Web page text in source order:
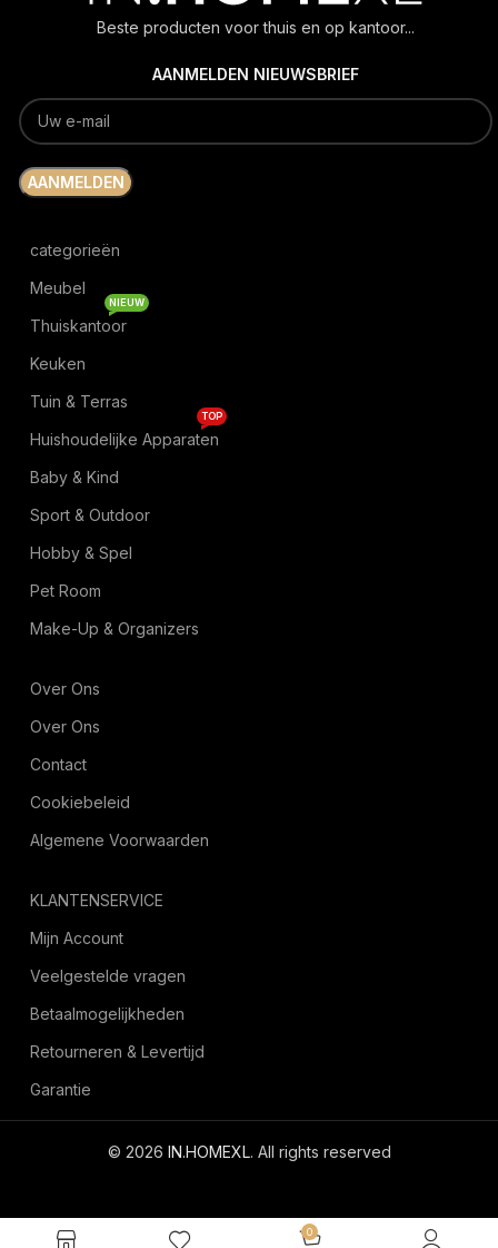
Beste producten voor thuis en op kantoor...
AANMELDEN NIEUWSBRIEF
categorieën
Meubel
Thuiskantoor
NIEUW
Keuken
Tuin & Terras
Huishoudelijke Apparaten
TOP
Baby & Kind
Sport & Outdoor
Hobby & Spel
Pet Room
Make-Up & Organizers
Over Ons
Over Ons
Contact
Cookiebeleid
Algemene Voorwaarden
KLANTENSERVICE
Mijn Account
Veelgestelde vragen
Betaalmogelijkheden
Retourneren & Levertijd
Garantie
© 2026 IN.HOMEXL. All rights reserved
0